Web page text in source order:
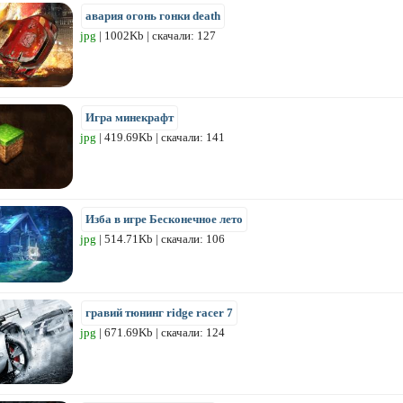
авария огонь гонки death
jpg | 1002Kb | скачали: 127
Игра минекрафт
jpg | 419.69Kb | скачали: 141
Изба в игре Бесконечное лето
jpg | 514.71Kb | скачали: 106
гравий тюнинг ridge racer 7
jpg | 671.69Kb | скачали: 124